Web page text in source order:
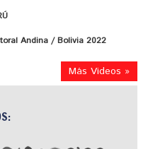
Andina / Bolivia 2022
Más Videos »